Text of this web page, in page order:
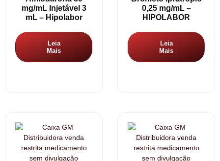
mg/mL Injetável 3
mL – Hipolabor
Leia
Mais
0,25 mg/mL –
HIPOLABOR
Leia
Mais